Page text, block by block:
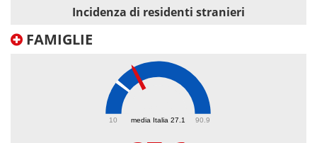
Incidenza di residenti stranieri
FAMIGLIE
media Italia 27.1
10 90.9